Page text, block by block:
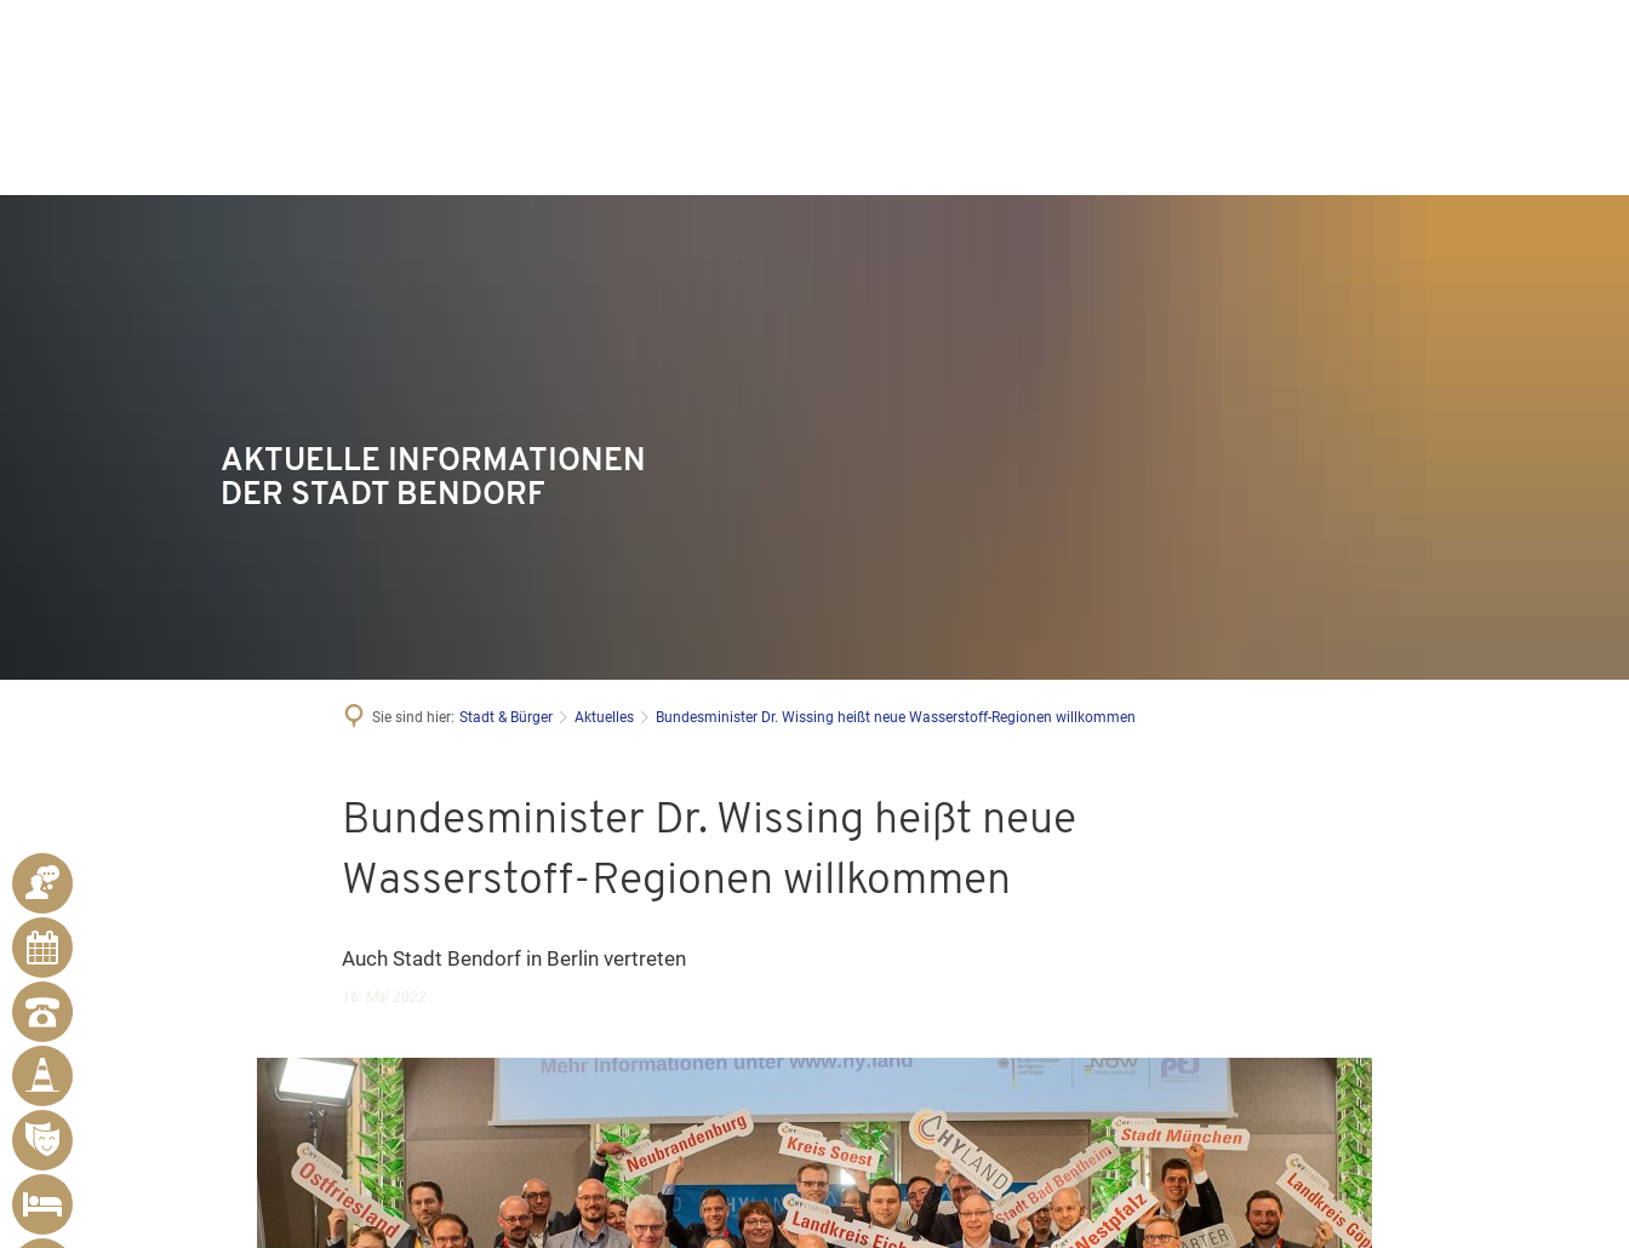
AKTUELLE INFORMATIONEN
DER STADT BENDORF
ANSPRECHPARTNER
ONLINE-
TERMINE
NOTRUFNUMMERN
BÜRGER
MELDEN
MÄNGEL
VERANSTALTUNGSÜBERSICHT
UNTERKUNFT
SUCHEN
Sie sind hier: Stadt & Bürger Aktuelles Bundesminister Dr. Wissing heißt neue Wasserstoff-Regionen willkommen
Bundesminister Dr. Wissing heißt neue
Wasserstoff-Regionen willkommen
Auch Stadt Bendorf in Berlin vertreten
16. Mai 2022